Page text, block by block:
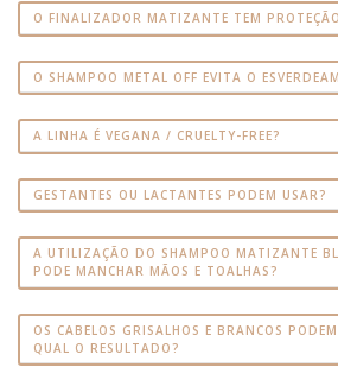
O FINALIZADOR MATIZANTE TEM
O SHAMPOO METAL OFF EVITA O
A LINHA É VEGANA / CRUELTY-FREE?
GESTANTES OU LACTANTES PODEM USAR?
A UTILIZAÇÃO DO SHAMPOO MATIZANTE
PODE MANCHAR MÃOS E TOALHAS?
OS CABELOS GRISALHOS E BRANCOS
QUAL O RESULTADO?